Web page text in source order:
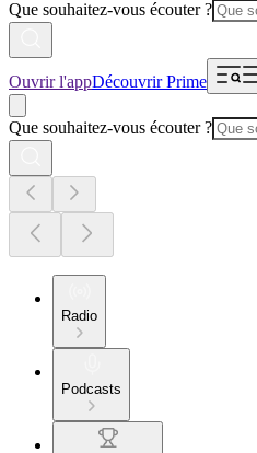
Que souhaitez-vous écouter ?
Ouvrir l'appDécouvrir Prime
Que souhaitez-vous écouter ?
Radio
Podcasts